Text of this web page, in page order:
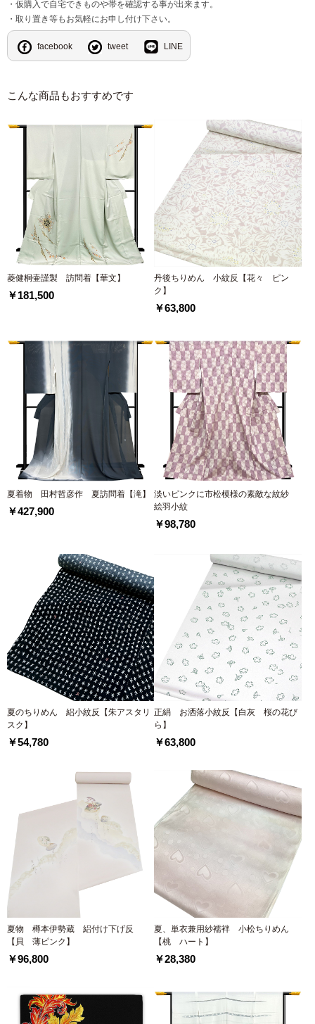
・仮購入で自宅できものや帯を確認する事が出来ます。
・取り置き等もお気軽にお申し付け下さい。
facebook tweet LINE
こんな商品もおすすめです
菱健桐壷謹製 訪問着【華文】
￥181,500
丹後ちりめん 小紋反【花々 ピン
ク】
￥63,800
夏着物 田村哲彦作 夏訪問着【滝】
￥427,900
淡いピンクに市松模様の素敵な紋紗
絵羽小紋
￥98,780
夏のちりめん 絽小紋反【朱アスタリ
スク】
￥54,780
正絹 お洒落小紋反【白灰 桜の花び
ら】
￥63,800
夏物 樽本伊勢蔵 絽付け下げ反
【貝 薄ピンク】
￥96,800
夏、単衣兼用紗襦袢 小松ちりめん
【桃 ハート】
￥28,380